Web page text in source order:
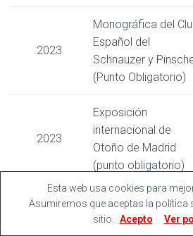
2023
Monográfica del
Español del
Schnauzer y
(Punto Obligatorio)
2023
Exposición
internacional de
Otoño de Madrid
(punto obligatorio)
Exposición
Internacional
Esta web usa cookies para
Asumiremos que aceptas la política
sitio.
Acepto Ver